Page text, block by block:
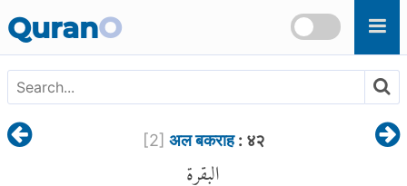
QuranO
[2] अल बकराह: ४२
البقرة